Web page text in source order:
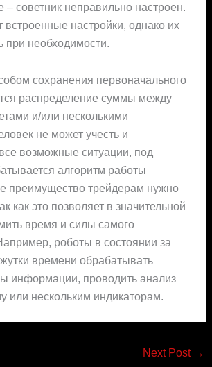
– советник неправильно настроен.
настройки, однако их
при необходимости.
сохранения первоначального
распределение суммы между
и/или несколькими
не может учесть и
возможные ситуации, под
алгоритм работы
преимущество трейдерам нужно
как это позволяет в значительной
время и силы самого
роботы в состоянии за
времени обрабатывать
информации, проводить анализ
или нескольким индикаторам.
Next Post →